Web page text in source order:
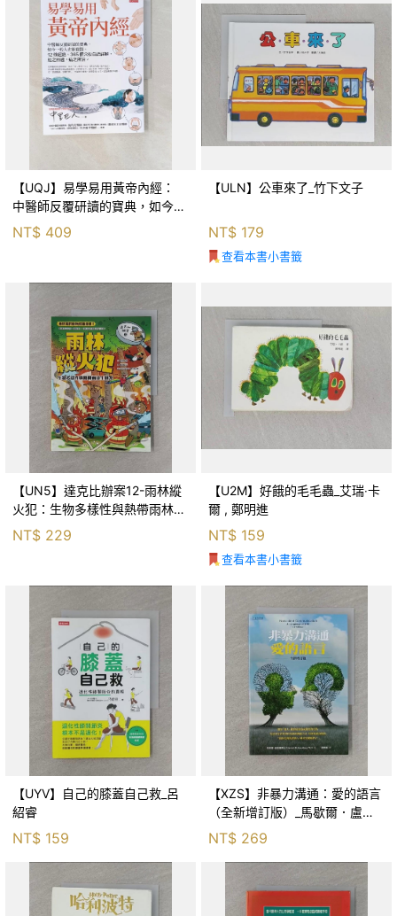
【UQJ】易學易用黃帝內經：
中醫師反覆研讀的寶典，如今一
般人也能實踐。12條經絡、365
個穴位白話詳解，經之所過，病
NT$ 409
【ULN】公車來了_竹下文子
NT$ 179
查看本書小書籤
【UN5】達克比辦案12-雨林縱
火犯：生物多樣性與熱帶雨林生
態系_柯智元
NT$ 229
【U2M】好餓的毛毛蟲_艾瑞‧卡
爾 , 鄭明進
NT$ 159
查看本書小書籤
【UYV】自己的膝蓋自己救_呂
紹睿
NT$ 159
【XZS】非暴力溝通：愛的語言
（全新增訂版）_馬歇爾．盧森
堡, 蕭寶森
NT$ 269